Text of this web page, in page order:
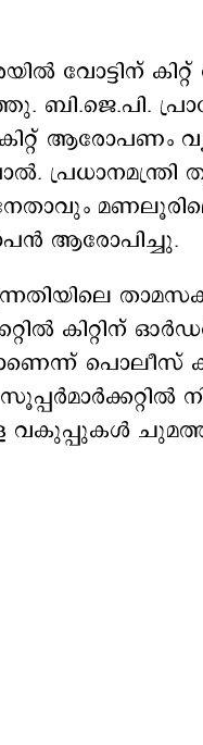
വോട്ടിന്
ബി.ജെ.പി.
ആരോപണം
ആരോപിച്ചു.
കിറ്റിന്
പൊലീസ്
വകുപ്പുകള്‍